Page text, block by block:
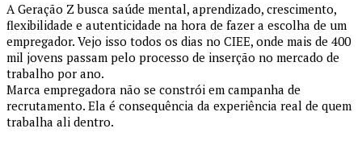
A Geração Z busca saúde mental, aprendizado, crescimento,
flexibilidade e autenticidade na hora de fazer a escolha de um
empregador. Vejo isso todos os dias no CIEE, onde mais de 400
mil jovens passam pelo processo de inserção no mercado de
trabalho por ano.
Marca empregadora não se constrói em campanha de
recrutamento. Ela é consequência da experiência real de quem
trabalha ali dentro.